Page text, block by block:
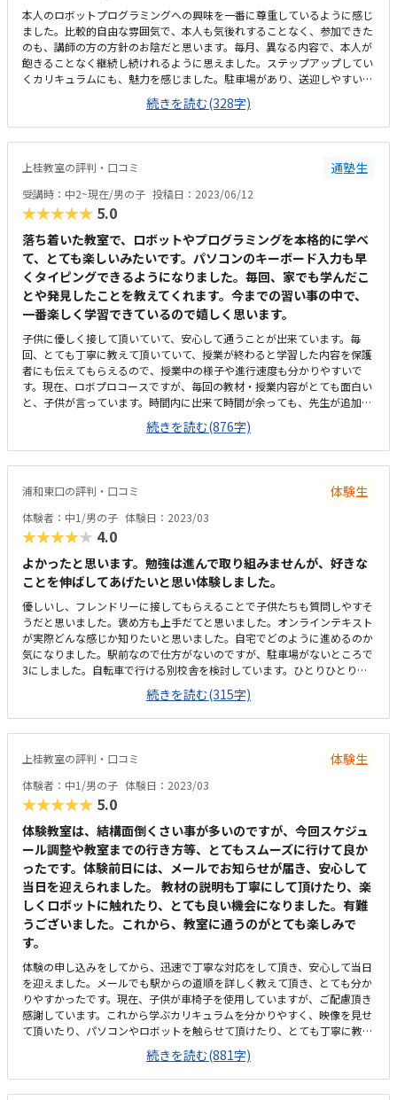
本人のロボットプログラミングへの興味を一番に尊重しているように感じ
ました。比較的自由な雰囲気で、本人も気後れすることなく、参加できた
のも、講師の方の方針のお陰だと思います。毎月、異なる内容で、本人が
飽きることなく継続し続けれるように思えました。ステップアップしてい
くカリキュラムにも、魅力を感じました。駐車場があり、送迎しやすいの
も良かったです（お迎え時は満車で入れなかったので、タイミングを工夫
しないといけない気がします）施設自体は、広くて、とても綺麗です。イ
スも充分にあり、送迎のついでに、親が待って過ごすのも、苦じゃない気
がします。初めて通うので、相場がわかりませんが、プログラミング教室
続きを読む(328字)
上桂教室の評判・口コミ 通塾生
受講時：中2~現在/男の子 投稿日：2023/06/12
★★★★★ 5.0
落ち着いた教室で、ロボットやプログラミングを本格的に学べ
て、とても楽しいみたいです。パソコンのキーボード入力も早
くタイピングできるようになりました。毎回、家でも学んだこ
とや発見したことを教えてくれます。今までの習い事の中で、
一番楽しく学習できているので嬉しく思います。
子供に優しく接して頂いていて、安心して通うことが出来ています。毎
回、とても丁寧に教えて頂いていて、授業が終わると学習した内容を保護
者にも伝えてもらえるので、授業中の様子や進行速度も分かりやすいで
す。現在、ロボプロコースですが、毎回の教材・授業内容がとても面白い
と、子供が言っています。時間内に出来て時間が余っても、先生が追加の
課題を出して下さるので、時間中ずっと夢中でロボットを触れるようで
す。また、工具を使って組み立てるロボットは、ブロックで作るタイプと
少し違うので、新しい楽しさがあり、毎回授業をワクワクして楽しみにし
ています。駅からすごく近いのですが、交通量が少し多いので、そこだけ
るのですが怖いです。普通に歩いて通うのには問題無いと思います。一人
で使える長いテーブルを使用出来るので、ゆったりと受講できます。他の
方の部品が混ざったりすることもありません。プログラミングのパソコン
は、教室のノートパソコンを貸して頂けるので、荷物も多くなく良いで
す。教室は明るく良い雰囲気です。ロボットの材料費が少し高いですが、
それ以上に学べることが多いと思いました。ブロックで作成するロボット
には出来ない動きをしたり、プログラミングもタイピング入力で言語から
学べるので、パソコンやソフトを新たに用意しなくてよい分、安いかなぁ
って思いました。先生がとても熱心に教えて下さるので、子供はとても楽
しいようです。少人数での授業なので、うるさくなく授業に集中できるの
も良いみたいです。保護者用の待合室も用意して頂けるので、（車椅子の
為、近くで待機しないといけません）とても助かります。今のところ、特
にありません。しいて言えば、車椅子での移動なので、前の道の交通量が
少し多いくらいです。習いだしてから、まだ僅かですが、ロボットの仕組
みやプログラミングの理解が行く度に深くなっているのが良く分かりま
す。独学では、短期間でここまで学ぶのは難しいと感じました。一番良か
った点は、本人が楽しみながら学べている事です。
続きを読む(876字)
浦和東口の評判・口コミ 体験生
体験者：中1/男の子 体験日：2023/03
★★★★★ 4.0
よかったと思います。勉強は進んで取り組みませんが、好きな
ことを伸ばしてあげたいと思い体験しました。
優しいし、フレンドリーに接してもらえることで子供たちも質問しやすそ
うだと思いました。褒め方も上手だてと思いました。オンラインテキスト
が実際どんな感じか知りたいと思いました。自宅でどのように進めるのか
気になりました。駅前なので仕方がないのですが、駐車場がないところで
3にしました。自転車で行ける別校舎を検討しています。ひとりひとりが
マイペースで進めているのが我が子には合っていると思いました。みんな
黙々と集中して取り組んでいるようでした。月２回なのが少し残念です。
理想は毎週でした。ただ振替ができるとのことでしたのでそれがよいなと
思いました。先生の雰囲気は話しかけやすい雰囲気でした。子供ももっと
続きを読む(315字)
上桂教室の評判・口コミ 体験生
体験者：中1/男の子 体験日：2023/03
★★★★★ 5.0
体験教室は、結構面倒くさい事が多いのですが、今回スケジュ
ール調整や教室までの行き方等、とてもスムーズに行けて良か
ったです。体験前日には、メールでお知らせが届き、安心して
当日を迎えられました。 教材の説明も丁寧にして頂けたり、楽
しくロボットに触れたり、とても良い機会になりました。有難
うございました。これから、教室に通うのがとても楽しみで
す。
体験の申し込みをしてから、迅速で丁寧な対応をして頂き、安心して当日
を迎えました。メールでも駅からの道順を詳しく教えて頂き、とても分か
りやすかったです。現在、子供が車椅子を使用していますが、ご配慮頂き
感謝しています。これから学ぶカリキュラムを分かりやすく、映像を見せ
て頂いたり、パソコンやロボットを触らせて頂けたり、とても丁寧に教え
て頂きました。また、質問にも答えて頂き、実際に教室まで行って色々お
伺いできて良かったです。机に恐竜ロボットのプリントで名札を作って下
さり、とても嬉しかったです。帰宅してから、子供も「優しい先生で良か
った」と言っていました。今まで見たことが無い動きが出来るロボットが
続きを読む(881字)